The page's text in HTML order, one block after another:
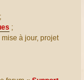
;
;
à jour, projet